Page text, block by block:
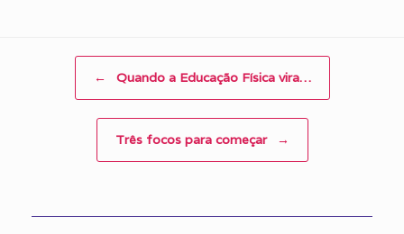
← Quando a Educação Física vira…
Três focos para começar →